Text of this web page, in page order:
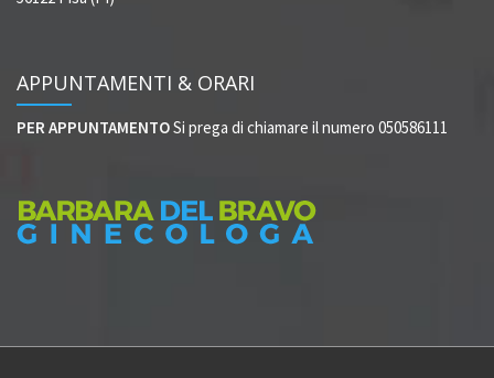
APPUNTAMENTI & ORARI
PER APPUNTAMENTOSi prega di chiamare il numero 050586111